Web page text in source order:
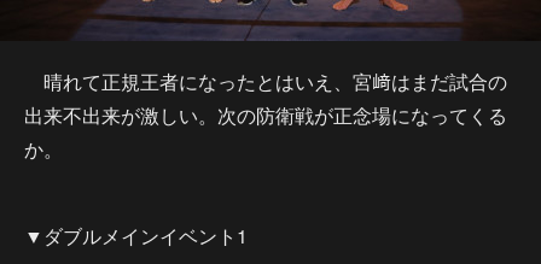
晴れて正規王者になったとはいえ、宮﨑はまだ試合の
出来不出来が激しい。次の防衛戦が正念場になってくる
か。
▼ダブルメインイベント1